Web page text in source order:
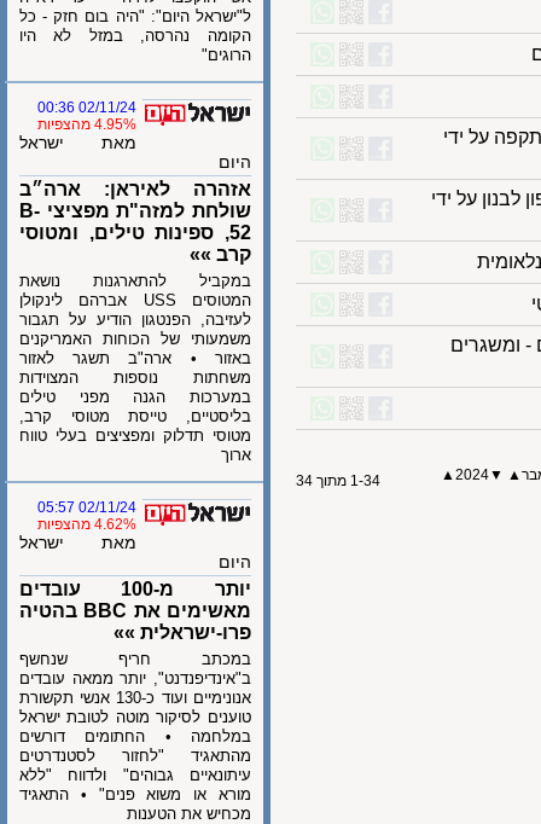
על ידי
על ידי
▼
2024
▲ 1-34 מתוך 34
ל"ישראל היום": "היה בום חזק - כל
הקומה נהרסה, במזל לא היו
הרוגים"
02/11/24 00:36
4.95% מהצפיות
מאת ישראל
היום
אזהרה לאיראן: ארה״ב
שולחת למזה"ת מפציצי B-
52, ספינות טילים, ומטוסי
קרב »»
במקביל להתארגנות נושאת
המטוסים USS אברהם לינקולן
לעזיבה, הפנטגון הודיע על תגבור
משמעותי של הכוחות האמריקנים
באזור • ארה"ב תשגר לאזור
משחתות נוספות המצוידות
במערכות הגנה מפני טילים
בליסטיים, טייסת מטוסי קרב,
מטוסי תדלוק ומפציצים בעלי טווח
ארוך
02/11/24 05:57
4.62% מהצפיות
מאת ישראל
היום
יותר מ-100 עובדים
מאשימים את BBC בהטיה
פרו-ישראלית »»
במכתב חריף שנחשף
ב"אינדיפנדנט", יותר ממאה עובדים
אנונימיים ועוד כ-130 אנשי תקשורת
טוענים לסיקור מוטה לטובת ישראל
במלחמה • החתומים דורשים
מהתאגיד "לחזור לסטנדרטים
עיתונאיים גבוהים" ולדווח "ללא
מורא או משוא פנים" • התאגיד
מכחיש את הטענות